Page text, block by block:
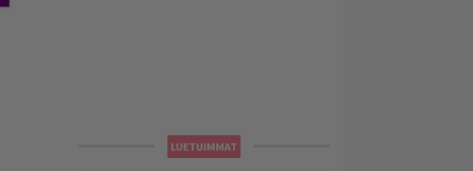
LUETUIMMAT